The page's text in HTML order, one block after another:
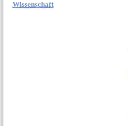
Wissenschaft